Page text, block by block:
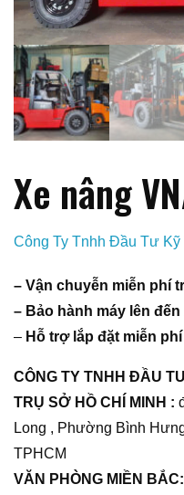
Xe nâng
Công Ty Tnhh Đầu Tư
– Vận chuyễn miễn phí
– Bảo hành máy lên đến
– Hỗ trợ lắp đặt miễn phí
CÔNG TY TNHH ĐẦU
TRỤ SỞ HỒ CHÍ MINH :
Long , Phường Bình
TPHCM
VĂN PHÒNG MIỀN BẮC: